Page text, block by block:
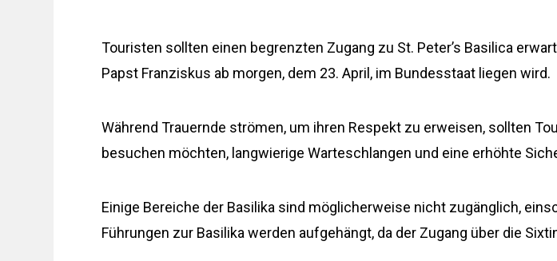
Touristen sollten einen begrenzten Zugang zu St. Peter’s Basilica
Papst Franziskus ab morgen, dem 23. April, im Bundesstaat liegen wird.
Während Trauernde strömen, um ihren Respekt zu erweisen, sollten
besuchen möchten, langwierige Warteschlangen und eine erhöhte
Einige Bereiche der Basilika sind möglicherweise nicht zugänglich,
Führungen zur Basilika werden aufgehängt, da der Zugang über die